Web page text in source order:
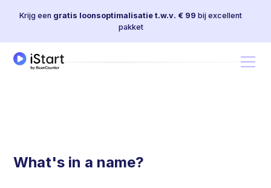
Krijg een gratis loonsoptimalisatie t.w.v. € 99 bij excellent
pakket
What's in a name?